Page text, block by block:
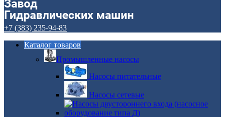
+7 (383) 235-94-83
Каталог товаров
Промышленные насосы
Насосы питательные
Насосы сетевые